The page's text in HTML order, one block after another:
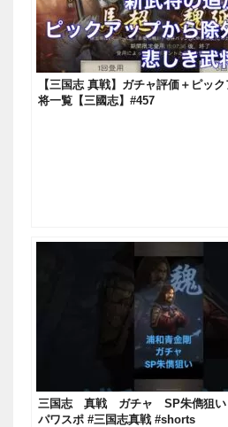
【三国志 真戦】ガチャ評価＋ピッ
将一覧【三國志】#457
三国志 真戦 ガチャ SP朱儁狙い
パワスポ #三国志真戦 #shorts